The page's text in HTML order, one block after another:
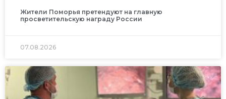
Жители Поморья претендуют на главную
просветительскую награду России
07.08.2026